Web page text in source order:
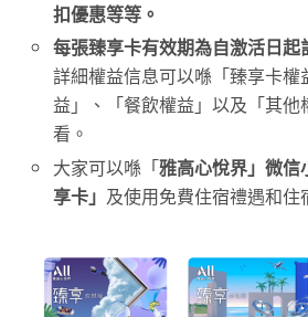
扣優惠等等。
每張臻享卡有效期為自激活日起
詳細權益信息可以喺「臻享卡權
益」、「餐飲權益」以及「其他
看。
大家可以喺「雅高心悅界」微信
享卡」 及使用免費住宿禮遇和住